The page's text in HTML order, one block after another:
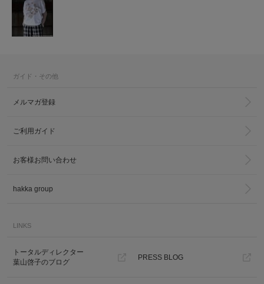
ガイド・その他
メルマガ登録
ご利用ガイド
お客様お問い合わせ
hakka group
LINKS
トータルディレクター
葉山啓子のブログ
PRESS BLOG